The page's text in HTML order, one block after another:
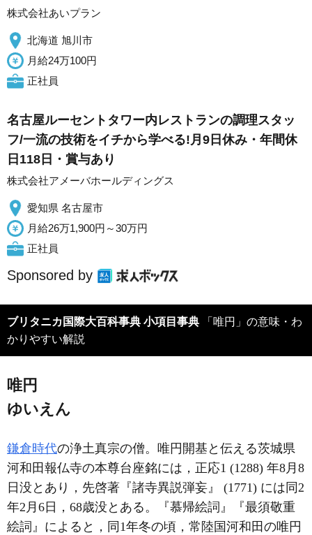
株式会社あいプラン
北海道 旭川市
月給24万100円
正社員
名古屋ルーセントタワー内レストランの調理スタッ
フ/一流の技術をイチから学べる!月9日休み・年間休
日118日・賞与あり
株式会社アメーバホールディングス
愛知県 名古屋市
月給26万1,900円～30万円
正社員
Sponsored by
ブリタニカ国際大百科事典 小項目事典
かりやすい解説
唯円
ゆいえん
鎌倉時代の浄土真宗の僧。唯円開基と伝える茨城県
河和田報仏寺の本尊台座銘には，正応1 (1288) 年8月8
日没とあり，先啓著『諸寺異説弾妄』 (1771) には同2
年2月6日，68歳没とある。『慕帰絵詞』『最須敬重
絵詞』によると，同1年冬の頃，常陸国河和田の唯円